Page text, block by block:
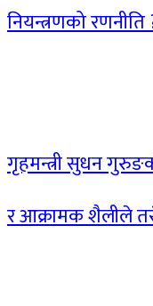
नियन्त्रणको रणनीति
गृहमन्त्री सुधन
र आक्रामक शैलीले